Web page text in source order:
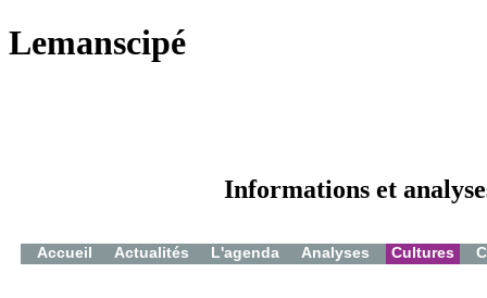
Lemanscipé
Informations et
Accueil Actualités L'agenda Analyses Cultures